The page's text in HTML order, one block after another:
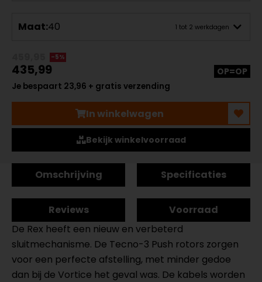
Maat:40 1 tot 2 werkdagen
-5%
435,99
Je bespaart 23,96 + gratis verzending
OP=OP
In winkelwagen
Bekijk winkelvoorraad
Omschrijving Specificaties
Reviews
Voorraad
De Rex heeft een nieuw en verbeterd
sluitmechanisme. De Tecno-3 Push rotors zorgen
voor een perfecte afstelling, met minder gedoe
dan bij de Vortice het geval was. De kabels worden